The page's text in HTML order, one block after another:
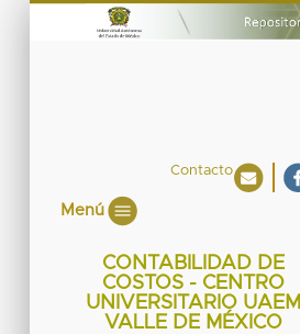
Contacto
Menú
CONTABILIDAD DE
COSTOS - CENTRO
UNIVERSITARIO UAEM
VALLE DE MÉXICO